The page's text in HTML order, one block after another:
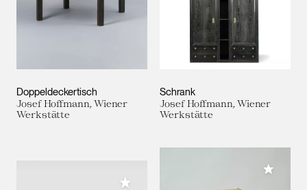
Doppeldeckertisch
Josef Hoffmann, Wiener
Werkstätte
Schrank
Josef Hoffmann, Wiener
Werkstätte
Meiner Sammlung hinzufügen
Meiner